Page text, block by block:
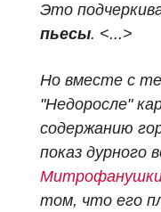
Это
пьесы. <...>
Но вместе с
"Недоросле"
содержанию
показ дурного
том, что его